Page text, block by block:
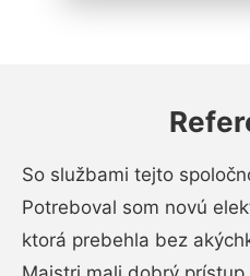
So službami tejto
Potreboval som novú
ktorá prebehla bez